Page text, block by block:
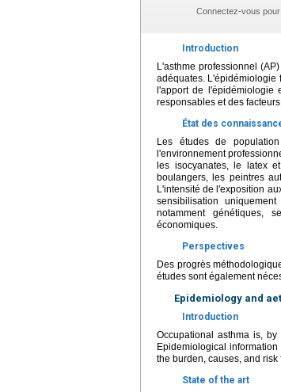
Connectez-vous
Introduction
L'asthme professionnel
adéquates. L'épidémiologie
l'apport de
responsables et des
État des
Les études de
l'environnement
les isocyanates, le latex
boulangers, les peintres
L'intensité de l'exposition
sensibilisation
notamment génétiques,
économiques.
Perspectives
Des progrès
études sont également
Epidemiology and
Introduction
Occupational asthma is,
Epidemiological
the burden, causes, and
State of the art